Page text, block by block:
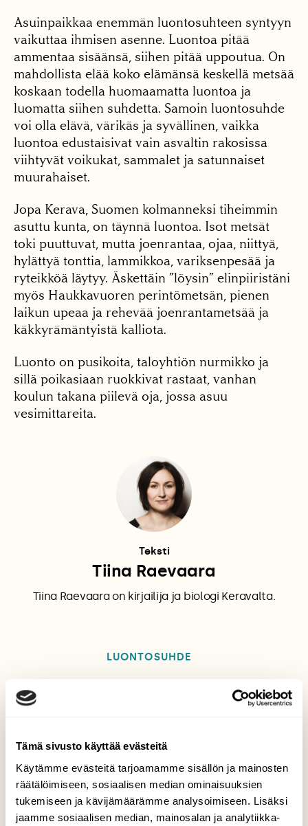
Tämä sivusto käyttää evästeitä
Käytämme evästeitä tarjoamamme sisällön ja mainosten
räätälöimiseen, sosiaalisen median ominaisuuksien
tukemiseen ja kävijämäärämme analysoimiseen. Lisäksi
jaamme sosiaalisen median, mainosalan ja analytiikka-
Asuinpaikkaa enemmän luontosuhteen syntyyn
vaikuttaa ihmisen asenne. Luontoa pitää
ammentaa sisäänsä, siihen pitää uppoutua. On
mahdollista elää koko elämänsä keskellä metsää
koskaan todella huomaamatta luontoa ja
luomatta siihen suhdetta. Samoin luontosuhde
voi olla elävä, värikäs ja syvällinen, vaikka
luontoa edustaisivat vain asvaltin rakosissa
viihtyvät voikukat, sammalet ja satunnaiset
muurahaiset.
Jopa Kerava, Suomen kolmanneksi tiheimmin
asuttu kunta, on täynnä luontoa. Isot metsät
toki puuttuvat, mutta joenrantaa, ojaa, niittyä,
hylättyä tonttia, lammikkoa, variksenpesää ja
ryteikköä läytyy. Äskettäin ”löysin” elinpiiristäni
myös Haukkavuoren perintömetsän, pienen
laikun upeaa ja rehevää joenrantametsää ja
käkkyrämäntyistä kalliota.
Luonto on pusikoita, taloyhtiön nurmikko ja
sillä poikasiaan ruokkivat rastaat, vanhan
koulun takana piilevä oja, jossa asuu
vesimittareita.
Teksti
Tiina Raevaara
Tiina Raevaara on kirjailija ja biologi Keravalta.
LUONTOSUHDE
Tilaa Suomen Luonto
Tue ajankohtaista ja asiantuntevaa
luonto- ja ympäristöjournalismia.
Tilaa Suomen Luonto ja tule mukaan
luonnonystävien joukkoon!